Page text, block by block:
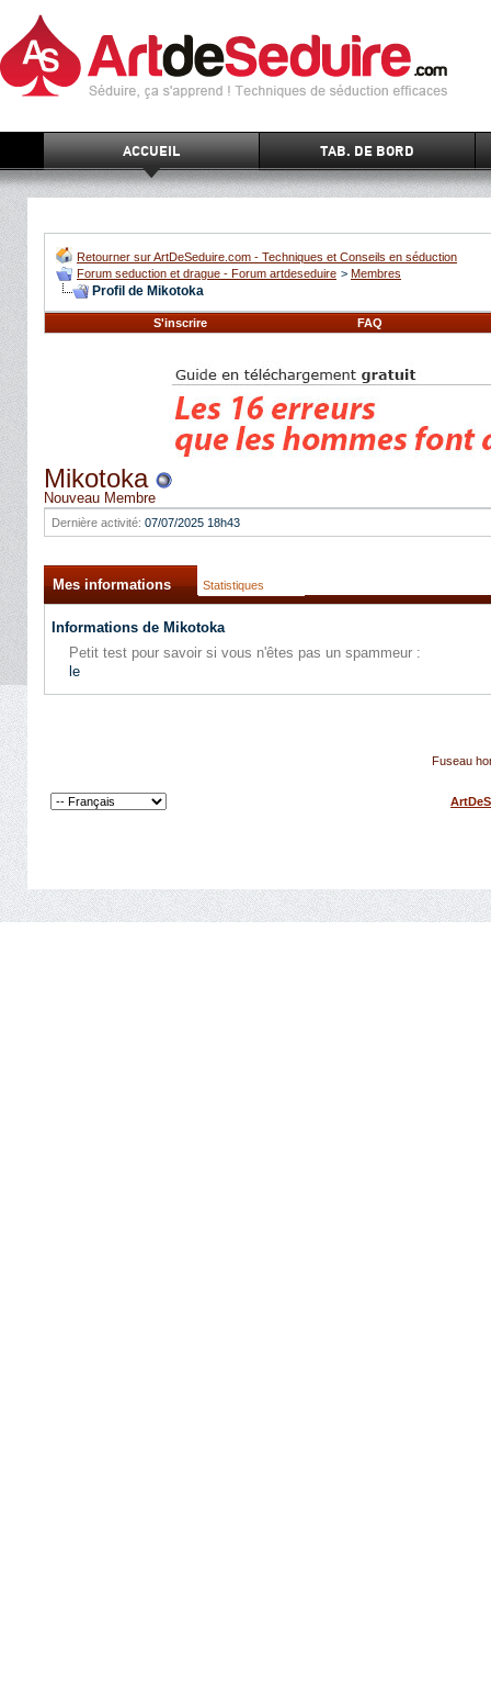
ACCUEIL TAB. DE BORD
Retourner sur ArtDeSeduire.com - Techniques et Conseils en séduction
Forum seduction et drague - Forum artdeseduire > Membres
Profil de Mikotoka
S'inscrire FAQ
Mikotoka
Nouveau Membre
Dernière activité: 07/07/2025 18h43
Mes informations Statistiques
Informations de Mikotoka
Petit test pour savoir si vous n'êtes pas un spammeur :
le
Fuseau